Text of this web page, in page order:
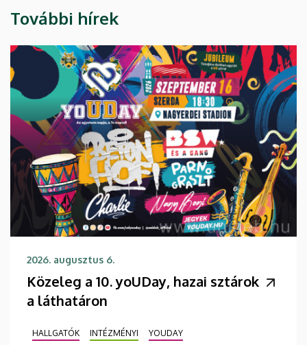
További hírek
2026. augusztus 6.
Közeleg a 10. yoUDay, hazai sztárok
a láthatáron
HALLGATÓK INTÉZMÉNYI YOUDAY